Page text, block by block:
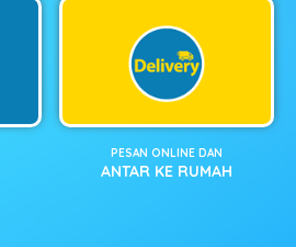
PESAN ONLINE DAN
ANTAR KE RUMAH